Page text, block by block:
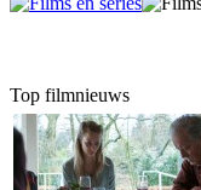
Top filmnieuws